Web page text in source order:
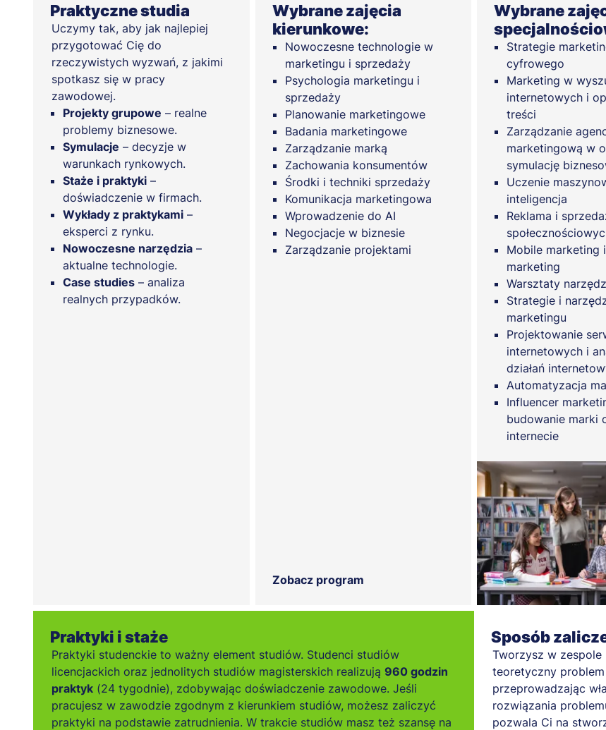
Praktyczne studia
Uczymy tak, aby jak najlepiej
przygotować Cię do
rzeczywistych wyzwań, z jakimi
spotkasz się w pracy
zawodowej.
Projekty grupowe – realne
problemy biznesowe.
Symulacje – decyzje w
warunkach rynkowych.
Staże i praktyki –
doświadczenie w firmach.
Wykłady z praktykami –
eksperci z rynku.
Nowoczesne narzędzia –
aktualne technologie.
Case studies – analiza
realnych przypadków.
Wybrane zajęcia
kierunkowe:
Nowoczesne technologie w
marketingu i sprzedaży
Psychologia marketingu i
sprzedaży
Planowanie marketingowe
Badania marketingowe
Zarządzanie marką
Zachowania konsumentów
Środki i techniki sprzedaży
Komunikacja marketingowa
Wprowadzenie do AI
Negocjacje w biznesie
Zarządzanie projektami
Zobacz program
Wybrane
Strategie
cyfrowego
Marketing w
internetowych i
treści
Zarządzanie
marketingową w
symulację
Uczenie
inteligencja
Reklama i
Mobile marketing
marketing
Warsztaty
Strategie i
marketingu
Projektowanie
internetowych i
działań
Automatyzacja
Influencer
budowanie marki
internecie
Praktyki i staże
Praktyki studenckie to ważny element studiów. Studenci studiów
licencjackich oraz jednolitych studiów magisterskich realizują 960 godzin
praktyk (24 tygodnie), zdobywając doświadczenie zawodowe. Jeśli
pracujesz w zawodzie zgodnym z kierunkiem studiów, możesz zaliczyć
praktyki na podstawie zatrudnienia. W trakcie studiów masz też szansę na
Sposób
Tworzysz w
teoretyczny
przeprowadzając
rozwiązania
pozwala Ci na